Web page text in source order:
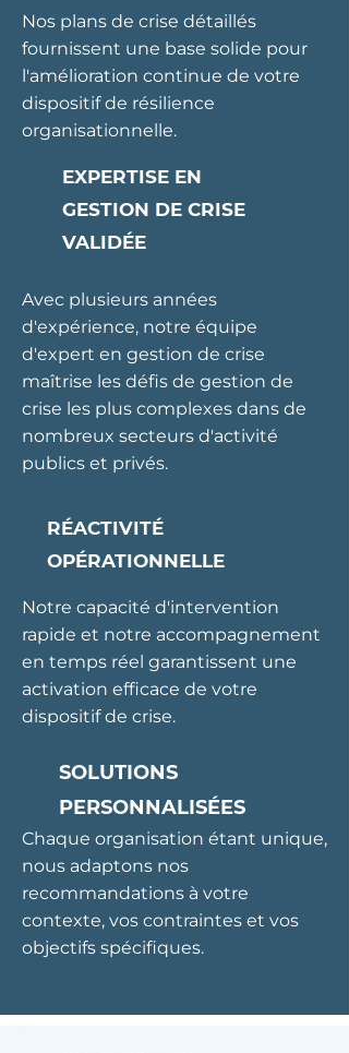
Nos plans de crise détaillés
fournissent une base solide pour
l'amélioration continue de votre
dispositif de résilience
organisationnelle.
EXPERTISE EN
GESTION DE CRISE
VALIDÉE
Avec plusieurs années
d'expérience, notre équipe
d'expert en gestion de crise
maîtrise les défis de gestion de
crise les plus complexes dans de
nombreux secteurs d'activité
publics et privés.
RÉACTIVITÉ
OPÉRATIONNELLE
Notre capacité d'intervention
rapide et notre accompagnement
en temps réel garantissent une
activation efficace de votre
dispositif de crise.
SOLUTIONS
PERSONNALISÉES
Chaque organisation étant unique,
nous adaptons nos
recommandations à votre
contexte, vos contraintes et vos
objectifs spécifiques.